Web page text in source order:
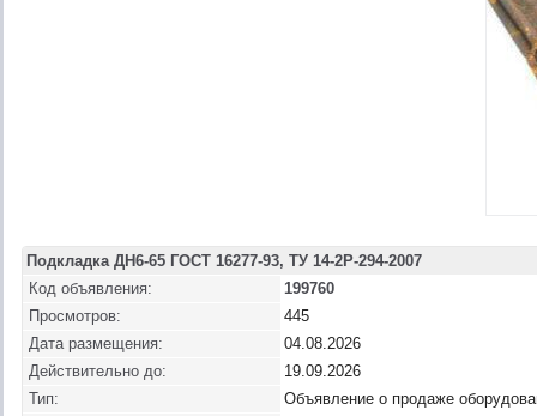
Подкладка ДН6-65 ГОСТ 16277-93, ТУ 14-2Р-294-2007
Код объявления:
199760
Просмотров:
445
Дата размещения:
04.08.2026
Действительно до:
19.09.2026
Тип:
Объявление о продаже